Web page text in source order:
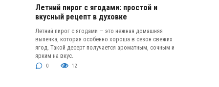
Летний пирог с ягодами: простой и
вкусный рецепт в духовке
Летний пирог с ягодами — это нежная домашняя
выпечка, которая особенно хороша в сезон свежих
ягод. Такой десерт получается ароматным, сочным и
ярким на вкус.
0 12